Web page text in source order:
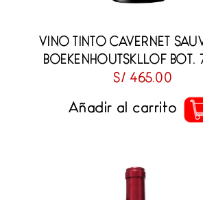
VINO TINTO CAVERNET
BOEKENHOUTSKLLOF
S/ 465.00
Añadir al carrito